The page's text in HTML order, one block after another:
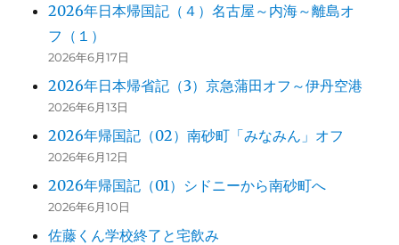
2026年日本帰国記（４）名古屋～内海～離島オ
フ（１）
2026年6月17日
2026年日本帰省記（3）京急蒲田オフ～伊丹空港
2026年6月13日
2026年帰国記（02）南砂町「みなみん」オフ
2026年6月12日
2026年帰国記（01）シドニーから南砂町へ
2026年6月10日
佐藤くん学校終了と宅飲み